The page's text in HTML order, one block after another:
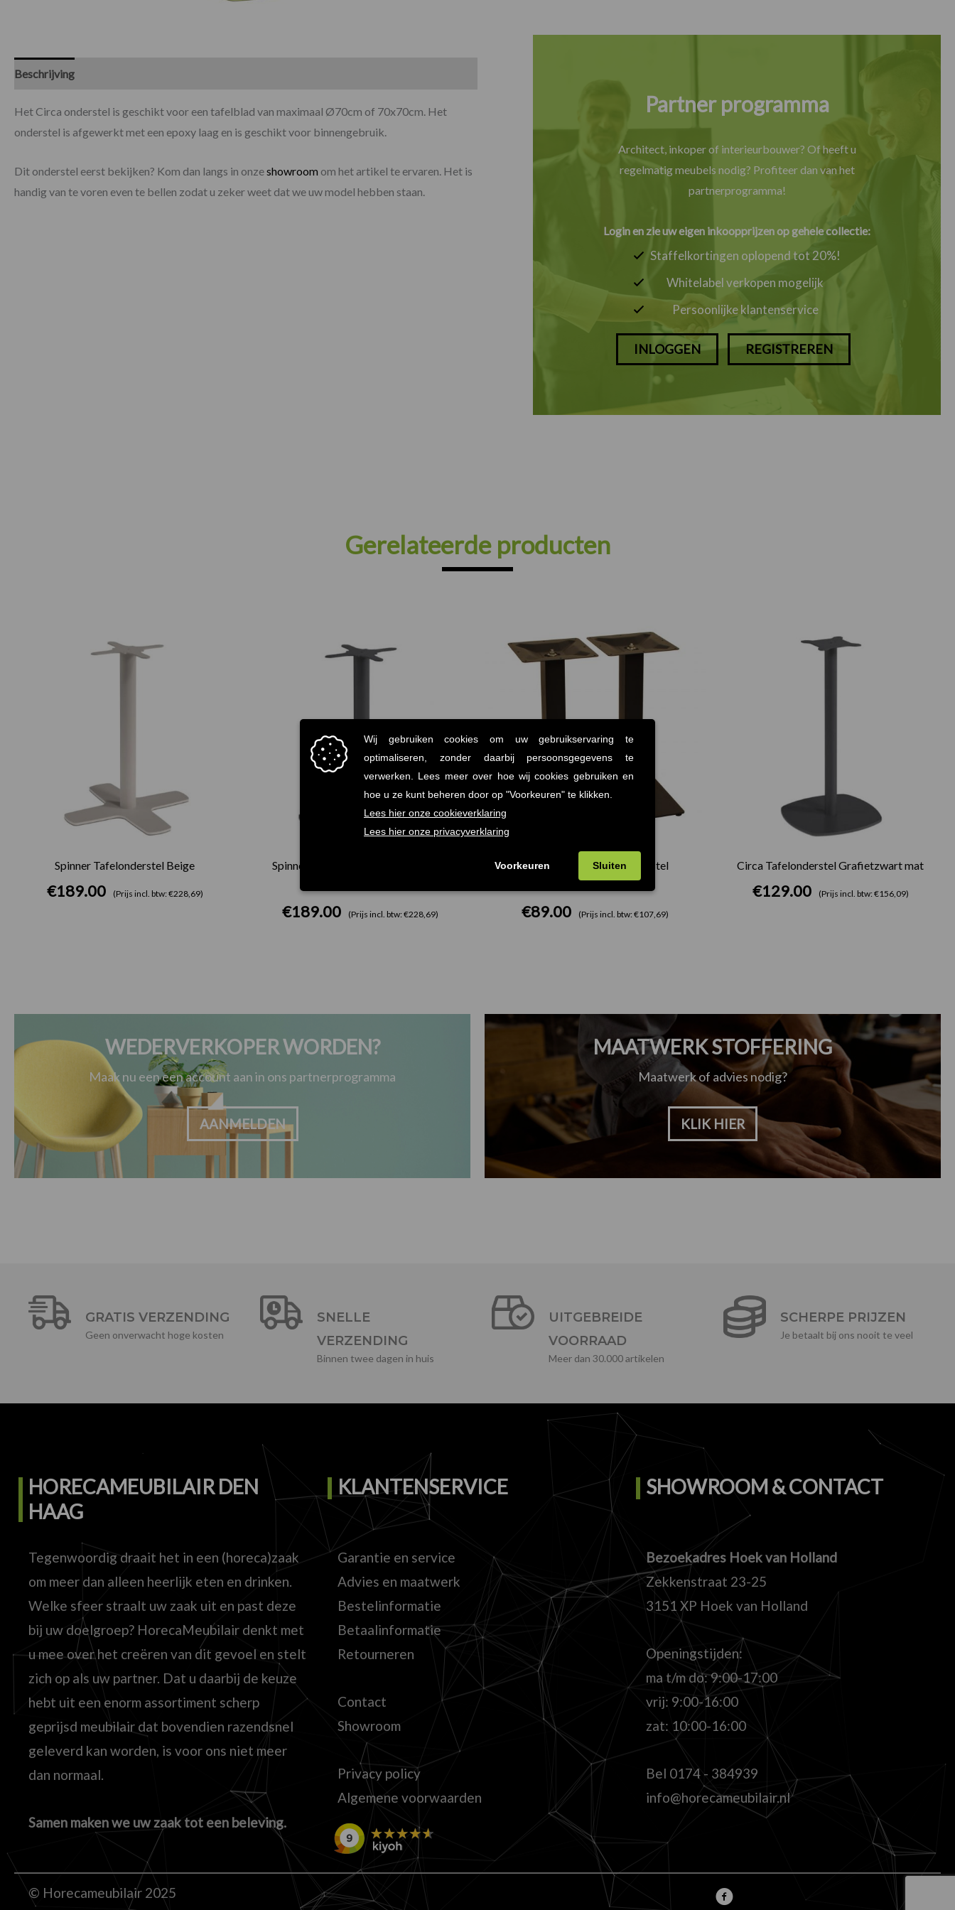
Beschrijving
Het Circa onderstel is geschikt voor een tafelblad van maximaal Ø70cm of 70x70cm. Het
onderstel is afgewerkt met een epoxy laag en is geschikt voor binnengebruik.
Dit onderstel eerst bekijken? Kom dan langs in onzeshowroom om het artikel te ervaren. Het is
handig van te voren even te bellen zodat u zeker weet dat we uw model hebben staan.
Partner programma
Architect, inkoper of interieurbouwer? Of heeft u
regelmatig meubels nodig? Profiteer dan van het
partnerprogramma!
Login en zie uw eigen inkoopprijzen op gehele collectie:
Staffelkortingen oplopend tot 20%!
Whitelabel verkopen mogelijk
Persoonlijke klantenservice
INLOGGEN REGISTREREN
Gerelateerde producten
Spinner Tafelonderstel Beige
€189.00 (Prijs incl. btw: €228,69)
Spinner Tafelonderstel Grafietzwart
€189.00 (Prijs incl. btw: €228,69)
Flat Rechthoek Tafelonderstel
€89.00 (Prijs incl. btw: €107,69)
Circa Tafelonderstel Grafietzwart mat
€129.00 (Prijs incl. btw: €156,09)
WEDERVERKOPER WORDEN?
Maak nu een een account aan in ons partnerprogramma
AANMELDEN
MAATWERK STOFFERING
Maatwerk of advies nodig?
KLIK HIER
GRATIS VERZENDING
Geen onverwacht hoge kosten
SNELLE
VERZENDING
Binnen twee dagen in huis
UITGEBREIDE
VOORRAAD
Meer dan 30.000 artikelen
SCHERPE PRIJZEN
Je betaalt bij ons nooit te veel
HORECAMEUBILAIR DEN
HAAG
Tegenwoordig draait het in een (horeca)zaak
om meer dan alleen heerlijk eten en drinken.
Welke sfeer straalt uw zaak uit en past deze
bij uw doelgroep? HorecaMeubilair denkt met
u mee over het creëren van dit gevoel en stelt
zich op als uw partner. Dat u daarbij de keuze
hebt uit een enorm assortiment scherp
geprijsd meubilair dat bovendien razendsnel
geleverd kan worden, is voor ons niet meer
dan normaal.
Samen maken we uw zaak tot een beleving.
KLANTENSERVICE
Garantie en service
Advies en maatwerk
Bestelinformatie
Betaalinformatie
Retourneren
Contact
Showroom
Privacy policy
Algemene voorwaarden
SHOWROOM & CONTACT
Bezoekadres Hoek van Holland
Zekkenstraat 23-25
3151 XP Hoek van Holland
Openingstijden:
ma t/m do: 9:00-17:00
vrij: 9:00-16:00
zat: 10:00-16:00
Bel 0174 - 384939
info@horecameubilair.nl
© Horecameubilair 2025